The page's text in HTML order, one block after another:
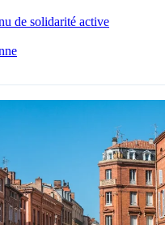
de solidarité active